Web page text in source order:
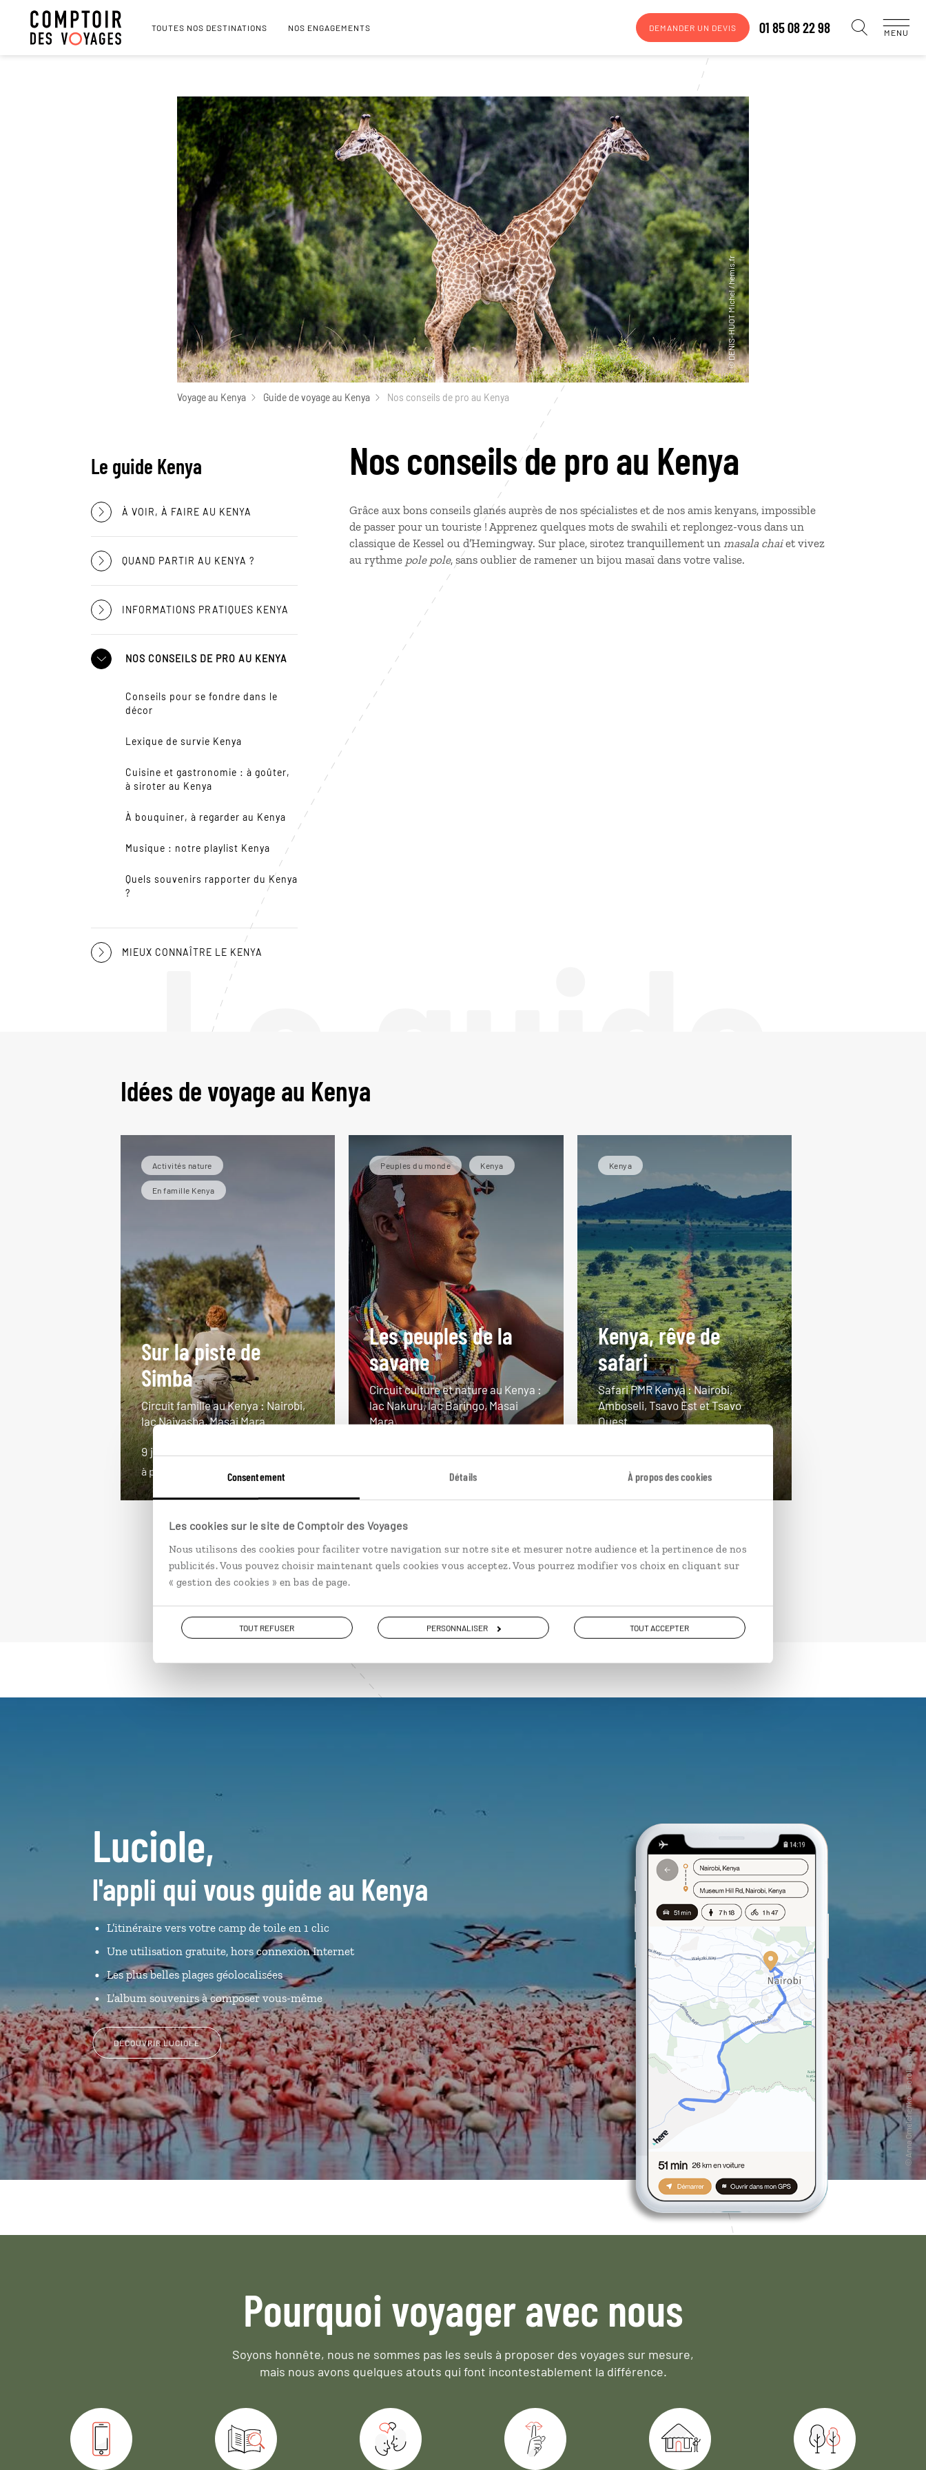
Consentement Détails À propos des cookies
Les cookies sur le site de Comptoir des Voyages
Nous utilisons des cookies pour faciliter votre navigation sur notre site et mesurer notre audience et la pertinence de nos
publicités. Vous pouvez choisir maintenant quels cookies vous acceptez. Vous pourrez modifier vos choix en cliquant sur
« gestion des cookies » en bas de page.
TOUT REFUSER PERSONNALISER TOUT ACCEPTER
TOUTES NOS DESTINATIONS NOS ENGAGEMENTS DEMANDER UN DEVIS 01 85 08 22 98 MENU
Voyage au Kenya Guide de voyage au Kenya Nos conseils de pro au Kenya
Le guide
Le guide Kenya
À VOIR, À FAIRE AU KENYA
QUAND PARTIR AU KENYA ?
INFORMATIONS PRATIQUES KENYA
NOS CONSEILS DE PRO AU KENYA
Conseils pour se fondre dans le
décor
Lexique de survie Kenya
Cuisine et gastronomie : à goûter,
à siroter au Kenya
À bouquiner, à regarder au Kenya
Musique : notre playlist Kenya
Quels souvenirs rapporter du Kenya
?
MIEUX CONNAÎTRE LE KENYA
Nos conseils de pro au Kenya
Grâce aux bons conseils glanés auprès de nos spécialistes et de nos amis kenyans, impossible
de passer pour un touriste ! Apprenez quelques mots de swahili et replongez-vous dans un
classique de Kessel ou d’Hemingway. Sur place, sirotez tranquillement un masala chaiet vivez
au rythme pole pole, sans oublier de ramener un bijou masaï dans votre valise.
Idées de voyage au Kenya
Activités nature
En famille Kenya
Sur la piste de
Simba
Circuit famille au Kenya : Nairobi,
lac Naivasha, Masai Mara.
9 jours / 7 nuits
à partir de 3000€
Peuples du monde Kenya
Les peuples de la
savane
Circuit culture et nature au Kenya :
lac Nakuru, lac Baringo, Masai
Mara.
Kenya
Kenya, rêve de
safari
Safari PMR Kenya : Nairobi,
Amboseli, Tsavo Est et Tsavo
Ouest.
à partir de 4500€
VOIR NOS 12 IDÉES DE VOYAGE AU KENYA
Luciole,
l'appli qui vous guide au Kenya
L’itinéraire vers votre camp de toile en 1 clic
Une utilisation gratuite, hors connexion Internet
Les plus belles plages géolocalisées
L’album souvenirs à composer vous-même
DÉCOUVRIR LUCIOLE
Pourquoi voyager avec nous
Soyons honnête, nous ne sommes pas les seuls à proposer des voyages sur mesure,
mais nous avons quelques atouts qui font incontestablement la différence.